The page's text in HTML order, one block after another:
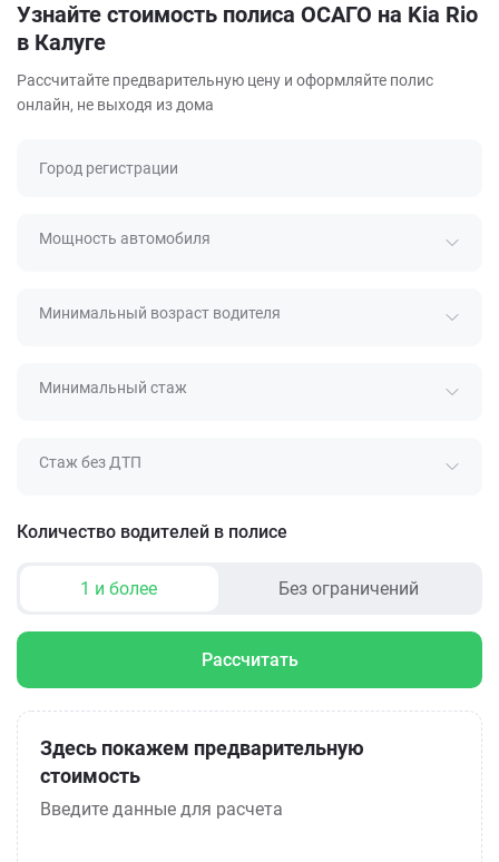
Узнайте стоимость полиса ОСАГО на Kia Rio
в Калуге
Рассчитайте предварительную цену и оформляйте полис
онлайн, не выходя из дома
Город регистрации
Мощность автомобиля
Минимальный возраст водителя
Минимальный стаж
Стаж без ДТП
Количество водителей в полисе
1 и более Без ограничений
Рассчитать
Здесь покажем предварительную
стоимость
Введите данные для расчета